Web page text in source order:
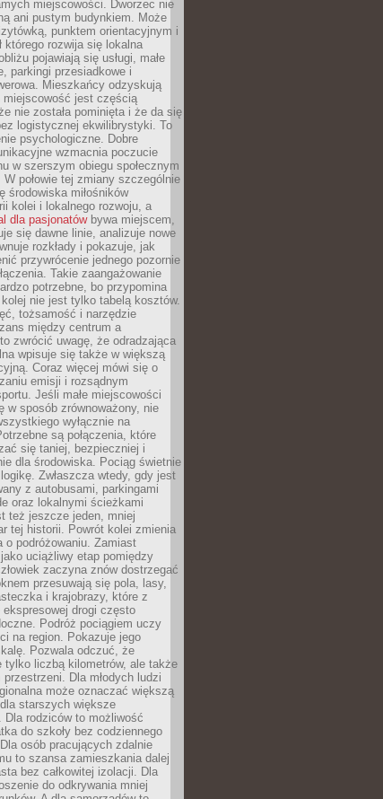
miejscowości. Dworzec nie
ani pustym budynkiem. Może
punktem orientacyjnym i
którego rozwija się lokalna
pojawiają się usługi, małe
parkingi przesiadkowe i
Mieszkańcy odzyskują
miejscowość jest częścią
nie została pominięta i że da się
logistycznej ekwilibrystyki. To
psychologiczne. Dobre
wzmacnia poczucie
w szerszym obiegu społecznym
połowie tej zmiany szczególnie
środowiska miłośników
kolei i lokalnego rozwoju, a
dla pasjonatówbywa miejscem,
się dawne linie, analizuje nowe
rozkłady i pokazuje, jak
przywrócenie jednego pozornie
Takie zaangażowanie
potrzebne, bo przypomina
nie jest tylko tabelą kosztów.
tożsamość i narzędzie
między centrum a
zwrócić uwagę, że odradzająca
wpisuje się także w większą
Coraz więcej mówi się o
emisji i rozsądnym
Jeśli małe miejscowości
w sposób zrównoważony, nie
wyłącznie na
są połączenia, które
się taniej, bezpieczniej i
dla środowiska. Pociąg świetnie
Zwłaszcza wtedy, gdy jest
z autobusami, parkingami
oraz lokalnymi ścieżkami
też jeszcze jeden, mniej
tej historii. Powrót kolei zmienia
o podróżowaniu. Zamiast
uciążliwy etap pomiędzy
zaczyna znów dostrzegać
przesuwają się pola, lasy,
i krajobrazy, które z
drogi często
Podróż pociągiem uczy
na region. Pokazuje jego
Pozwala odczuć, że
tylko liczbą kilometrów, ale także
Dla młodych ludzi
może oznaczać większą
starszych większe
Dla rodziców to możliwość
do szkoły bez codziennego
osób pracujących zdalnie
to szansa zamieszkania dalej
bez całkowitej izolacji. Dla
do odkrywania mniej